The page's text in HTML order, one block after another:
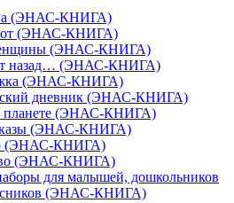
(ЭНАС-КНИГА)
(ЭНАС-КНИГА)
(ЭНАС-КНИГА)
назад… (ЭНАС-КНИГА)
(ЭНАС-КНИГА)
дневник (ЭНАС-КНИГА)
планете (ЭНАС-КНИГА)
(ЭНАС-КНИГА)
(ЭНАС-КНИГА)
(ЭНАС-КНИГА)
для малышей, дошкольников
(ЭНАС-КНИГА)